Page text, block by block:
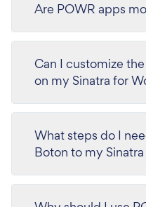
Are POWR apps
Can I customize
on my Sinatra for
What steps do I
Boton to my